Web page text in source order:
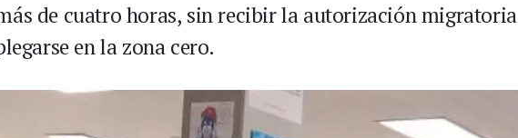
de cuatro horas, sin recibir la autorización migratoria
en la zona cero.